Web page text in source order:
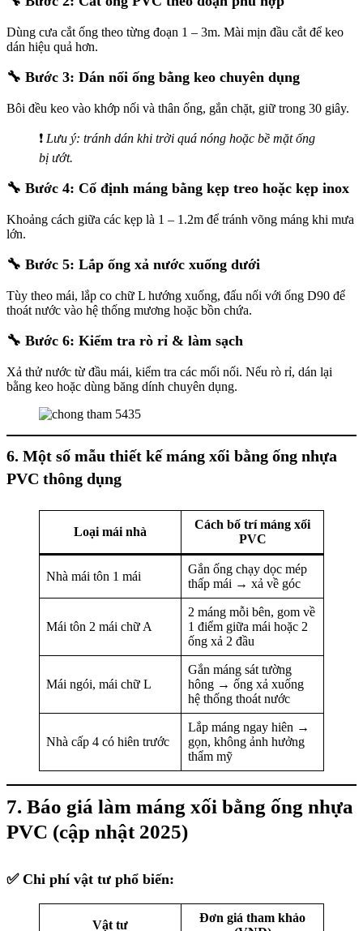
Dùng cưa cắt ống theo từng đoạn 1 – 3m. Mài mịn đầu cắt để keo
dán hiệu quả hơn.
🔧 Bước 3: Dán nối ống bằng keo chuyên dụng
Bôi đều keo vào khớp nối và thân ống, gắn chặt, giữ trong 30 giây.
❗ Lưu ý: tránh dán khi trời quá nóng hoặc bề mặt ống
bị ướt.
🔧 Bước 4: Cố định máng bằng kẹp treo hoặc kẹp inox
Khoảng cách giữa các kẹp là 1 – 1.2m để tránh võng máng khi mưa
lớn.
🔧 Bước 5: Lắp ống xả nước xuống dưới
Tùy theo mái, lắp co chữ L hướng xuống, đấu nối với ống D90 để
thoát nước vào hệ thống mương hoặc bồn chứa.
🔧 Bước 6: Kiểm tra rò rỉ & làm sạch
Xả thử nước từ đầu mái, kiểm tra các mối nối. Nếu rò rỉ, dán lại
bằng keo hoặc dùng băng dính chuyên dụng.
6. Một số mẫu thiết kế máng xối bằng ống nhựa
PVC thông dụng
Loại mái nhà
Cách bố trí máng xối
PVC
Nhà mái tôn 1 mái
Gắn ống chạy dọc mép
thấp mái → xả về góc
Mái tôn 2 mái chữ A
2 máng mỗi bên, gom về
1 điểm giữa mái hoặc 2
ống xả 2 đầu
Mái ngói, mái chữ L
Gắn máng sát tường
hông → ống xả xuống
hệ thống thoát nước
Nhà cấp 4 có hiên trước
Lắp máng ngay hiên →
gọn, không ảnh hưởng
thẩm mỹ
7. Báo giá làm máng xối bằng ống nhựa
PVC (cập nhật 2025)
✅ Chi phí vật tư phổ biến:
Vật tư
Đơn giá tham khảo